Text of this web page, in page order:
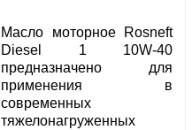
Масло моторное Rosneft
Diesel 1 10W-40
предназначено для
применения в
современных
тяжелонагруженных